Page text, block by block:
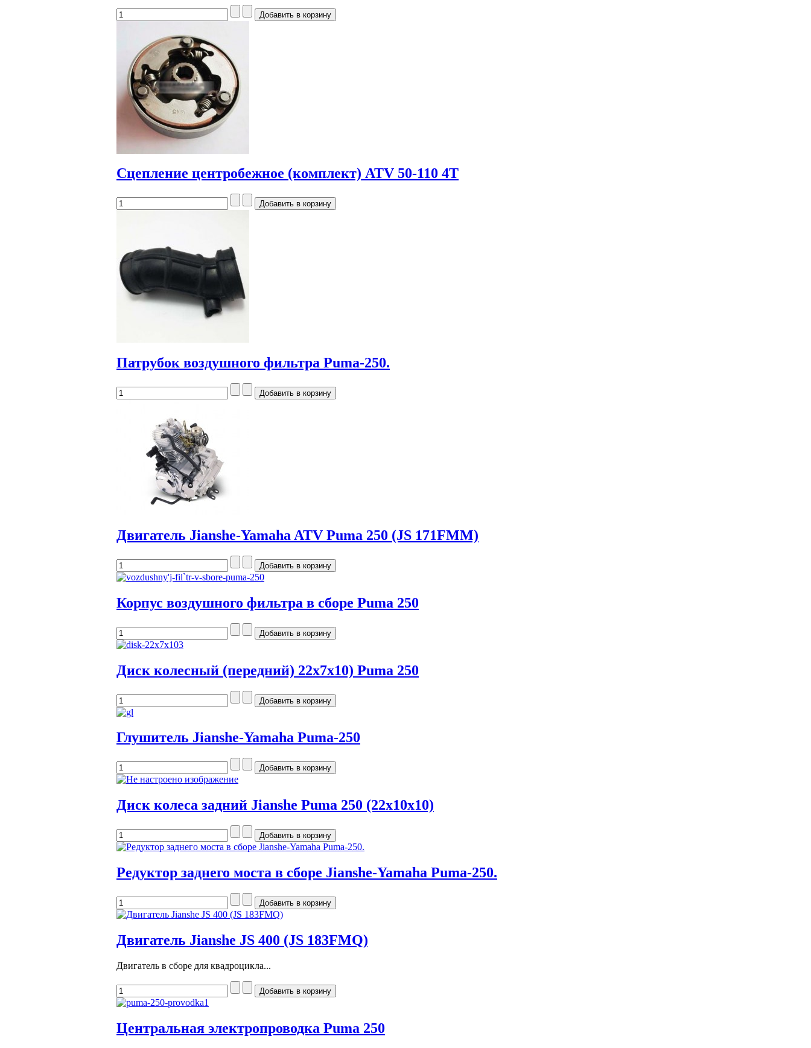
Сцепление центробежное (комплект) ATV 50-110 4T
Патрубок воздушного фильтра Puma-250.
Двигатель Jianshe-Yamaha ATV Puma 250 (JS 171FMM)
Корпус воздушного фильтра в сборе Puma 250
Диск колесный (передний) 22x7x10) Puma 250
Глушитель Jianshe-Yamaha Puma-250
Диск колеса задний Jianshe Puma 250 (22x10x10)
Редуктор заднего моста в сборе Jianshe-Yamaha Puma-250.
Двигатель Jianshe JS 400 (JS 183FMQ)
Двигатель в сборе для квадроцикла...
Центральная электропроводка Puma 250